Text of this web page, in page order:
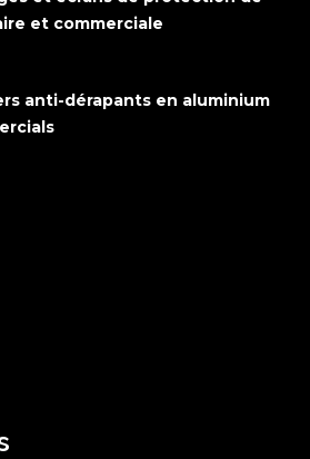
et commerciale
anti-dérapants en aluminium